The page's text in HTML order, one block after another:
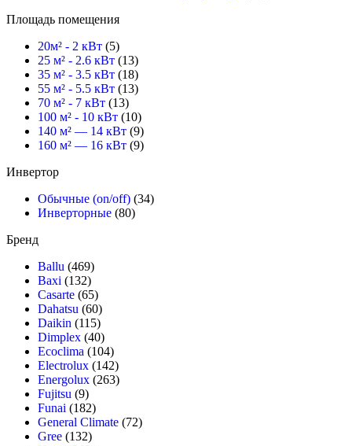
Площадь помещения
20м² - 2 кВт (5)
25 м² - 2.6 кВт (13)
35 м² - 3.5 кВт (18)
55 м² - 5.5 кВт (13)
70 м² - 7 кВт (13)
100 м² - 10 кВт (10)
140 м² — 14 кВт (9)
160 м² — 16 кВт (9)
Инвертор
Обычные (on/off) (34)
Инверторные (80)
Бренд
Ballu (469)
Baxi (132)
Casarte (65)
Dahatsu (60)
Daikin (115)
Dimplex (40)
Ecoclima (104)
Electrolux (142)
Energolux (263)
Fujitsu (9)
Funai (182)
General Climate (72)
Gree (132)